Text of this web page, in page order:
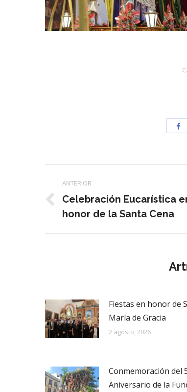
Navegación
entre
publicaciones
ANTERIOR
Publicación
anterior:
Celebración Eucarística
honor de la Santa Cena
Fiestas en honor de
María de Gracia
2 agosto, 2026
Conmemoración del
Aniversario de la